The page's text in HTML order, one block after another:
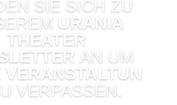
SIE SICH ZU
URANIA
THEATER
AN UM
VERANSTALTUN
VERPASSEN.